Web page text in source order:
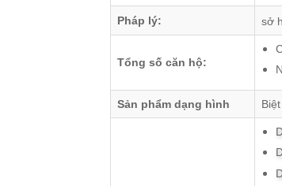
Pháp lý: sở
Tổng số căn hộ:
Sản phẩm dạng hình